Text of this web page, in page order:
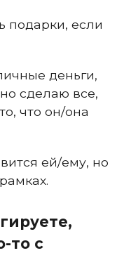
подарки, если
деньги,
сделаю все,
что он/она
ей/ему, но
то с